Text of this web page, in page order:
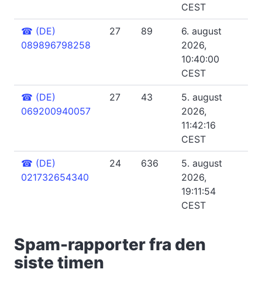
CEST
☎ (DE)
089896798258
27 89
6. august
2026,
10:40:00
CEST
☎ (DE)
069200940057
27 43
5. august
2026,
11:42:16
CEST
☎ (DE)
021732654340
24 636
5. august
2026,
19:11:54
CEST
Spam-rapporter fra den
siste timen